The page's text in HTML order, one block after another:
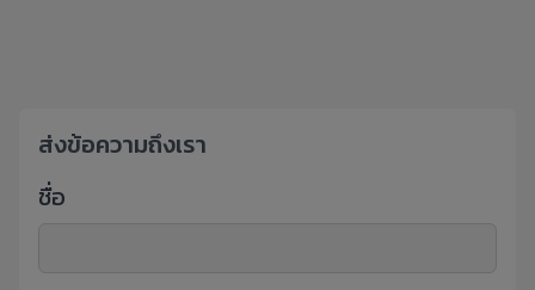
ส่งข้อความถึงเรา
ชื่อ